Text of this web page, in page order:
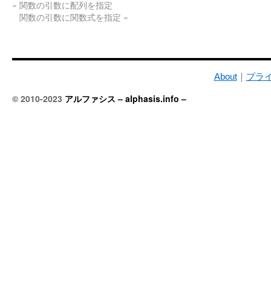
« 関数の引数に配列を指定
関数の引数に関数式を指定 »
About｜ プラ
© 2010-2023 アルファシス – alphasis.info –